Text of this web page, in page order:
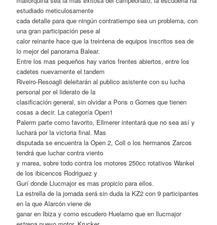
estudiado meticulosamente
cada detalle para que ningún contratiempo sea un problema, con
una gran participación pese al
calor reinante hace que la treintena de equipos inscritos sea de
lo mejor del panorama Balear.
Entre los mas pequeños hay varios frentes abiertos, entre los
cadetes nuevamente el tandem
Riveiro-Resoagli deleitarán al publico asistente con su lucha
personal por el liderato de la
clasificación general, sin olvidar a Pons o Gornes que tienen
cosas a decir. La categoría Open1
Palerm parte como favorito, Ellmerer intentará que no sea así y
luchará por la victoria final. Mas
disputada se encuentra la Open 2, Coll o los hermanos Zarcos
tendrá que luchar contra viento
y marea, sobre todo contra los motores 250cc rotativos Wankel
de los ibicencos Rodriguez y
Gurí donde Llucmajor es mas propicio para ellos.
La estrella de la jornada será sin duda la KZ2 con 9 participantes
en la que Alarcón viene de
ganar en Ibiza y como escudero Huelamo que en llucmajor